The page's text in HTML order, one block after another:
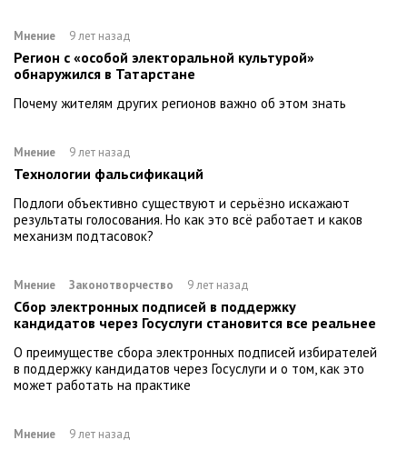
Мнение 9 лет назад
Регион с «особой электоральной культурой»
обнаружился в Татарстане
Почему жителям других регионов важно об этом знать
Мнение 9 лет назад
Технологии фальсификаций
Подлоги объективно существуют и серьёзно искажают
результаты голосования. Но как это всё работает и каков
механизм подтасовок?
Мнение Законотворчество 9 лет назад
Сбор электронных подписей в поддержку
кандидатов через Госуслуги становится все реальнее
О преимуществе сбора электронных подписей избирателей
в поддержку кандидатов через Госуслуги и о том, как это
может работать на практике
Мнение 9 лет назад